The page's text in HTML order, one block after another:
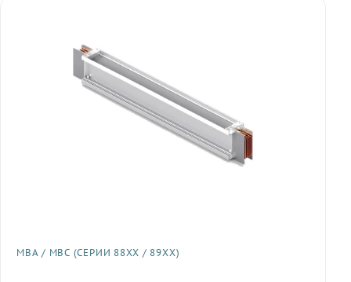
МВА / МВС (СЕРИИ 88XX / 89XX)